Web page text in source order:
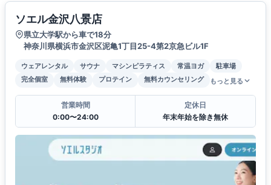
ソエル金沢八景店
県立大学駅から車で18分
神奈川県横浜市金沢区泥亀1丁目25-4第2京急ビル1F
ウェアレンタル サウナ マシンピラティス 常温ヨガ
駐車場
完全個室
無料体験 プロテイン 無料カウンセリング もっと見る
営業時間
0:00〜24:00
定休日
年末年始を除き無休